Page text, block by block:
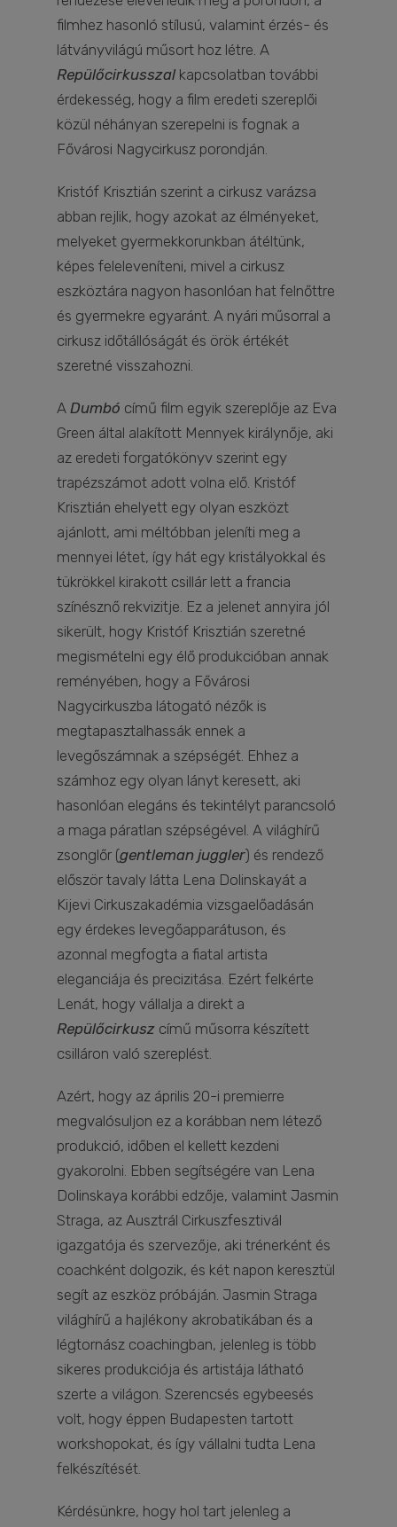
filmhez hasonló stílusú, valamint érzés- és
látványvilágú műsort hoz létre. A
Repülőcirkusszal kapcsolatban további
érdekesség, hogy a film eredeti szereplői
közül néhányan szerepelni is fognak a
Fővárosi Nagycirkusz porondján.
Kristóf Krisztián szerint a cirkusz varázsa
abban rejlik, hogy azokat az élményeket,
melyeket gyermekkorunkban átéltünk,
képes feleleveníteni, mivel a cirkusz
eszköztára nagyon hasonlóan hat felnőttre
és gyermekre egyaránt. A nyári műsorral a
cirkusz időtállóságát és örök értékét
szeretné visszahozni.
ADumbó című film egyik szereplője az Eva
Green által alakított Mennyek királynője, aki
az eredeti forgatókönyv szerint egy
trapézszámot adott volna elő. Kristóf
Krisztián ehelyett egy olyan eszközt
ajánlott, ami méltóbban jeleníti meg a
mennyei létet, így hát egy kristályokkal és
tükrökkel kirakott csillár lett a francia
színésznő rekvizitje. Ez a jelenet annyira jól
sikerült, hogy Kristóf Krisztián szeretné
megismételni egy élő produkcióban annak
reményében, hogy a Fővárosi
Nagycirkuszba látogató nézők is
megtapasztalhassák ennek a
levegőszámnak a szépségét. Ehhez a
számhoz egy olyan lányt keresett, aki
hasonlóan elegáns és tekintélyt parancsoló
a maga páratlan szépségével. A világhírű
zsonglőr (gentleman juggler) és rendező
először tavaly látta Lena Dolinskayát a
Kijevi Cirkuszakadémia vizsgaelőadásán
egy érdekes levegőapparátuson, és
azonnal megfogta a fiatal artista
eleganciája és precizitása. Ezért felkérte
Lenát, hogy vállalja a direkt a
Repülőcirkusz című műsorra készített
csilláron való szereplést.
Azért, hogy az április 20-i premierre
megvalósuljon ez a korábban nem létező
produkció, időben el kellett kezdeni
gyakorolni. Ebben segítségére van Lena
Dolinskaya korábbi edzője, valamint Jasmin
Straga, az Ausztrál Cirkuszfesztivál
igazgatója és szervezője, aki trénerként és
coachként dolgozik, és két napon keresztül
segít az eszköz próbáján. Jasmin Straga
világhírű a hajlékony akrobatikában és a
légtornász coachingban, jelenleg is több
sikeres produkciója és artistája látható
szerte a világon. Szerencsés egybeesés
volt, hogy éppen Budapesten tartott
workshopokat, és így vállalni tudta Lena
felkészítését.
Kérdésünkre, hogy hol tart jelenleg a